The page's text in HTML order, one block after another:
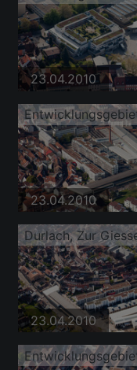
23.04.2010
23.04.2010
Durlach, Zur
23.04.2010